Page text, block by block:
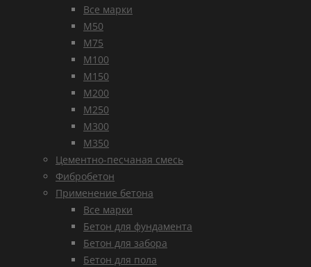
Все марки
М50
М75
М100
М150
М200
М250
М300
М350
Цементно-песчаная смесь
Фибробетон
Применение бетона
Все марки
Бетон для фундамента
Бетон для забора
Бетон для пола